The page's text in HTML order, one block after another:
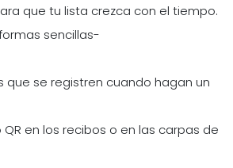
que tu lista crezca con el tiempo.
sencillas-
que se registren cuando hagan un
en los recibos o en las carpas de